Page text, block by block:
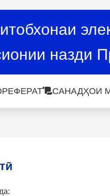
назди
САНАДҲОИ